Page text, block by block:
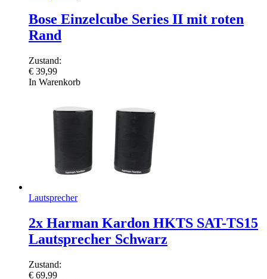
Bose Einzelcube Series II mit roten
Rand
Zustand:
€ 39,99
In Warenkorb
Lautsprecher
2x Harman Kardon HKTS SAT-TS15
Lautsprecher Schwarz
Zustand:
€ 69,99